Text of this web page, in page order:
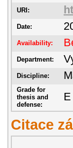
URI:
Date:
Availability:
Department:
Discipline:
Grade for
thesis and
defense:
E
Citace